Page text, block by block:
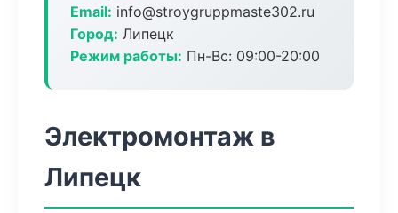
Email: info@stroygruppmaste302.ru
Город: Липецк
Режим работы: Пн-Вс: 09:00-20:00
Электромонтаж в
Липецк